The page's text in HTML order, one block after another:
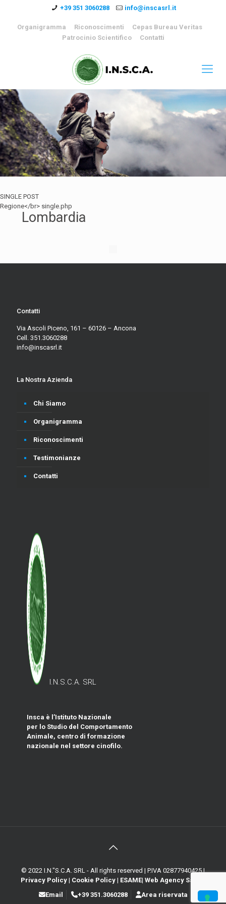
+39 351 3060288 info@inscasrl.it
Organigramma Riconoscimenti
Cepas Bureau Veritas
Patrocinio Scientifico
Contatti
SINGLE POST
Regione</br> single.php
Lombardia
Contatti
Via Ascoli Piceno, 161 – 60126 – Ancona
Cell. 351.3060288
info@inscasrl.it
La Nostra Azienda
Chi Siamo
Organigramma
Riconoscimenti
Testimonianze
Contatti
I.N.S.C.A. SRL
Insca è l’Istituto Nazionale
per lo Studio del Comportamento
Animale, centro di formazione
nazionale nel settore cinofilo.
© 2022 I.N."S.C.A. SRL - All rights reserved | P.IVA 02877940425 |
Privacy Policy | Cookie Policy | ESAME| Web Agency Sanna
Email
+39 351.3060288 Area riservata